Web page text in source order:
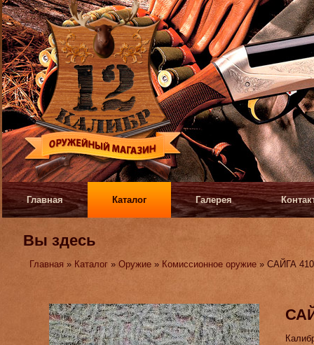
Главная Каталог Галерея
Вы здесь
Главная » Каталог »Оружие » Комиссионное оружие » САЙГА